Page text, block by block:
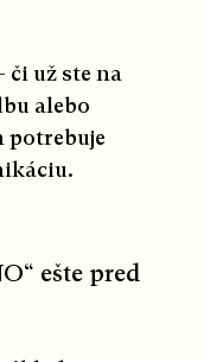
či už ste na
alebo
potrebuje
ešte pred